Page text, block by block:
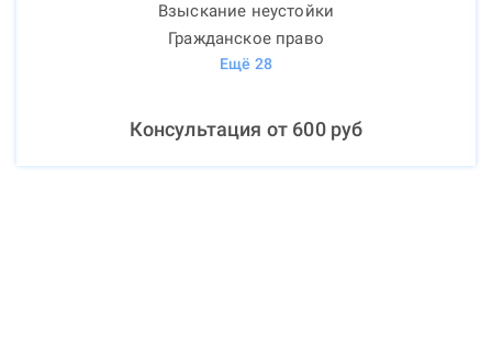
Взыскание неустойки
Гражданское право
Ещё 28
Консультация от 600руб